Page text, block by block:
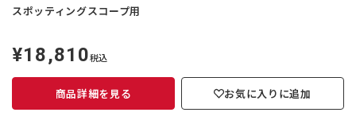
スポッティングスコープ用
定
価
¥18,810税込
商品詳細を見る お気に入りに追加